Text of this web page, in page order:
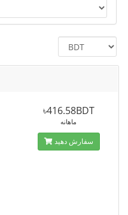
৳416.58BDT
ماهانه
سفارش دهید